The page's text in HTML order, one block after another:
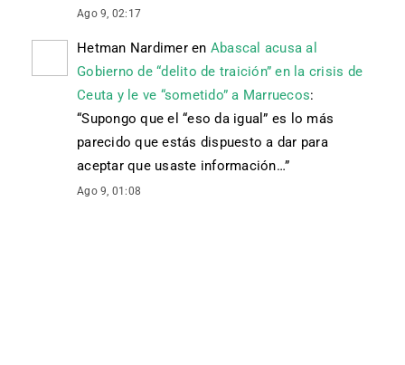
Ago 9, 02:17
Hetman Nardimeren Abascal acusa al
Gobierno de “delito de traición” en la crisis de
Ceuta y le ve “sometido” a Marruecos:
“Supongo que el “eso da igual” es lo más
parecido que estás dispuesto a dar para
aceptar que usaste información…”
Ago 9, 01:08